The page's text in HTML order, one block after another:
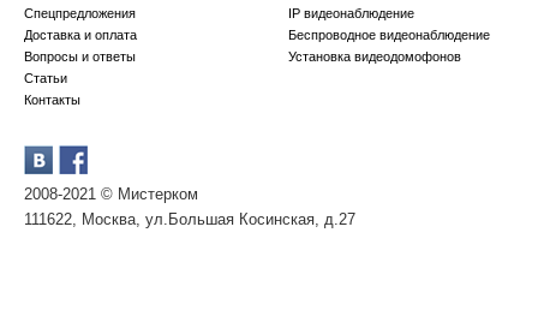
Спецпредложения
Доставка и оплата
Вопросы и ответы
Статьи
Контакты
2008-2021 © Мистерком
111622, Москва, ул.Большая Косинская, д.27
IP видеонаблюдение
Беспроводное видеонаблюдение
Установка видеодомофонов